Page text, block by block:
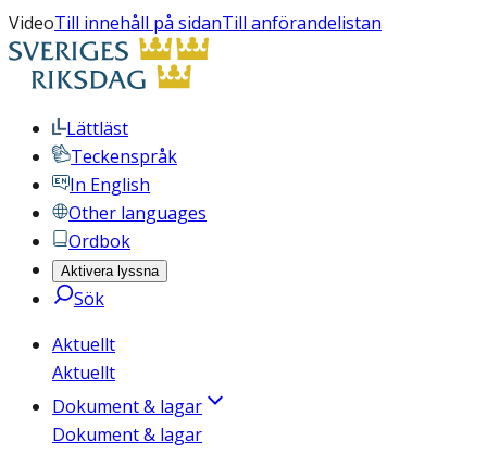
VideoTill innehåll på sidanTill anförandelistan
Lättläst
Teckenspråk
In English
Other languages
Ordbok
Aktivera lyssna
Sök
Aktuellt
Aktuellt
Dokument & lagar
Dokument & lagar